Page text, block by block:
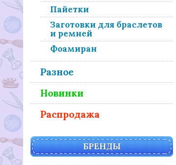
Пайетки
Заготовки для браслетов
и ремней
Фоамиран
Разное
Новинки
Распродажа
БРЕНДЫ